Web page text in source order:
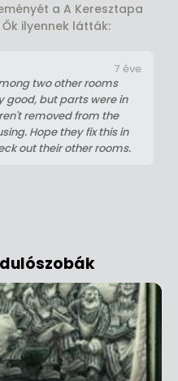
a A Keresztapa
ilyennek látták:
two other rooms
good, but parts were in
removed from the
Hope they fix this in
out their other rooms.
7 éve